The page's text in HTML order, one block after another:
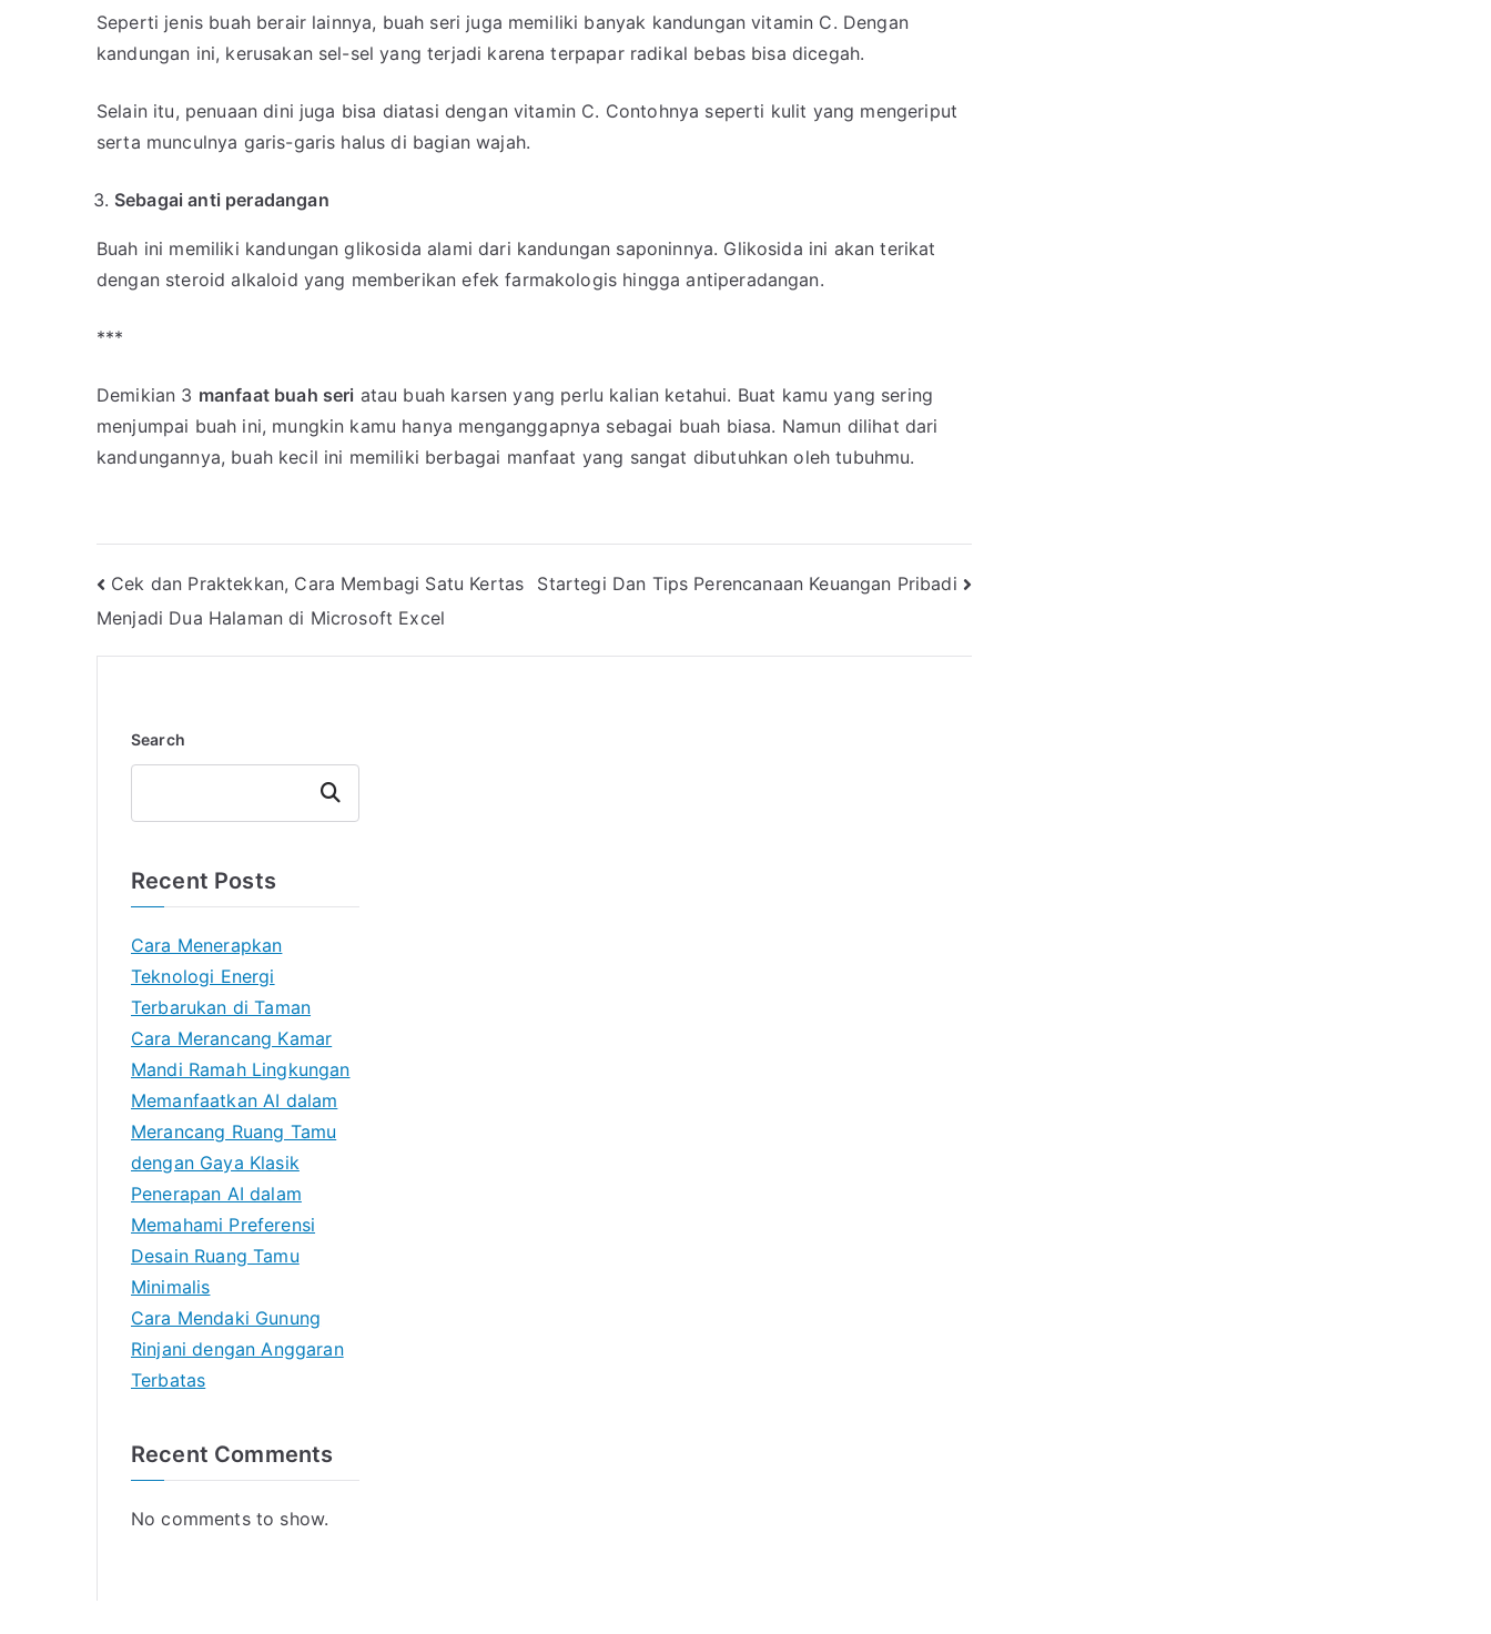
Seperti jenis buah berair lainnya, buah seri juga memiliki banyak kandungan vitamin C. Dengan
kandungan ini, kerusakan sel-sel yang terjadi karena terpapar radikal bebas bisa dicegah.
Selain itu, penuaan dini juga bisa diatasi dengan vitamin C. Contohnya seperti kulit yang mengeriput
serta munculnya garis-garis halus di bagian wajah.
Sebagai anti peradangan
Buah ini memiliki kandungan glikosida alami dari kandungan saponinnya. Glikosida ini akan terikat
dengan steroid alkaloid yang memberikan efek farmakologis hingga antiperadangan.
***
Demikian 3 manfaat buah seri atau buah karsen yang perlu kalian ketahui. Buat kamu yang sering
menjumpai buah ini, mungkin kamu hanya menganggapnya sebagai buah biasa. Namun dilihat dari
kandungannya, buah kecil ini memiliki berbagai manfaat yang sangat dibutuhkan oleh tubuhmu.
Post
navigation
Cek dan Praktekkan, Cara Membagi Satu Kertas
Menjadi Dua Halaman di Microsoft Excel
Startegi Dan Tips Perencanaan Keuangan Pribadi
Search
Search
Recent Posts
Cara Menerapkan
Teknologi Energi
Terbarukan di Taman
Cara Merancang Kamar
Mandi Ramah Lingkungan
Memanfaatkan AI dalam
Merancang Ruang Tamu
dengan Gaya Klasik
Penerapan AI dalam
Memahami Preferensi
Desain Ruang Tamu
Minimalis
Cara Mendaki Gunung
Rinjani dengan Anggaran
Terbatas
Recent Comments
No comments to show.